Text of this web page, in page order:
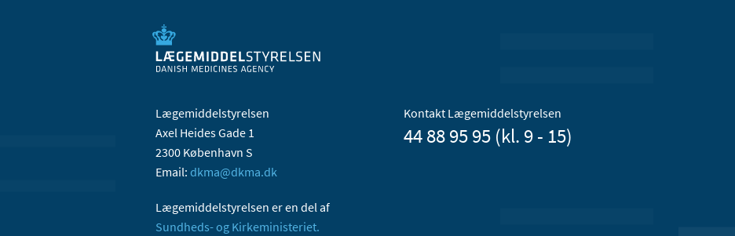
Lægemiddelstyrelsen
Axel Heides Gade 1
2300 København S
Email: dkma@dkma.dk
Lægemiddelstyrelsen er en del af
Sundheds- og Kirkeministeriet.
Kontakt Lægemiddelstyrelsen
44 88 95 95 (kl. 9 - 15)